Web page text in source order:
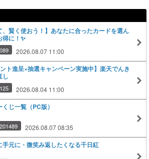
、賢く使おう！】あなたに合ったカードを選ん
得に！✨
2026.08.07 11:00
ント進呈×抽選キャンペーン実施中】楽天でんき
し
2026.08.04 11:00
じ一覧（PC版）
2026.08.07 08:35
手元に・微笑み返したくなる千日紅